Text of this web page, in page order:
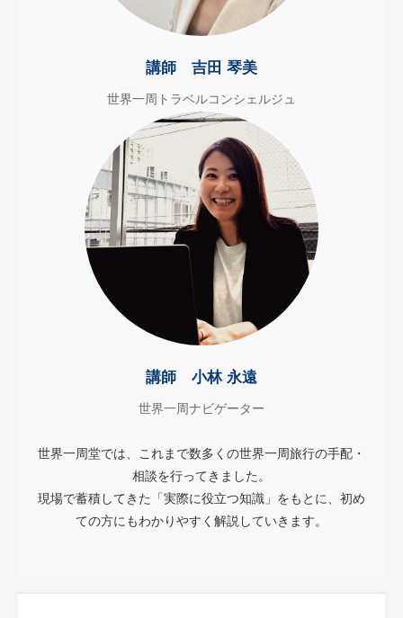
講師 吉田 琴美
世界一周トラベルコンシェルジュ
講師 小林 永遠
世界一周ナビゲーター
世界一周堂では、これまで数多くの世界一周旅行の手配・
相談を行ってきました。
現場で蓄積してきた「実際に役立つ知識」をもとに、初め
ての方にもわかりやすく解説していきます。